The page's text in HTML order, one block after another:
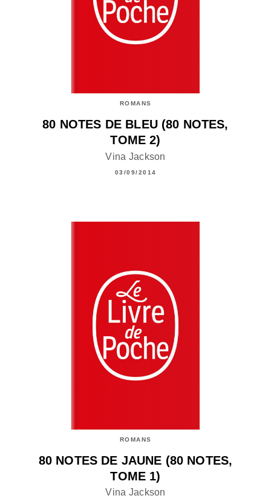
ROMANS
80 NOTES DE BLEU (80 NOTES,
TOME 2)
Vina Jackson
03/09/2014
ROMANS
80 NOTES DE JAUNE (80 NOTES,
TOME 1)
Vina Jackson